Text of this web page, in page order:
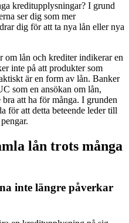
kreditupplysningar? I grund
ser dig som mer
dig för att ta nya lån eller nya
om lån och krediter indikerar en
inte på att produkter som
är en form av lån. Banker
som en ansökan om lån,
att ha för många. I grunden
för att detta beteende leder till
lån trots många
inte längre påverkar